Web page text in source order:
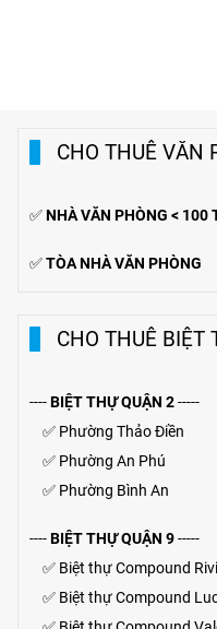
CHO THUÊ VĂN
✅NHÀ VĂN PHÒNG < 100
✅TÒA NHÀ VĂN PHÒNG
CHO THUÊ BIỆT
----BIỆT THỰ QUẬN 2-----
✅ Phường Thảo Điền
✅ Phường An Phú
✅ Phường Bình An
----BIỆT THỰ QUẬN 9-----
✅ Biệt thự Compound
✅ Biệt thựCompound